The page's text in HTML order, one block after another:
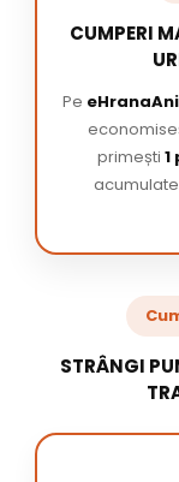
CUMPERI
Pe
primești
STRÂNGI